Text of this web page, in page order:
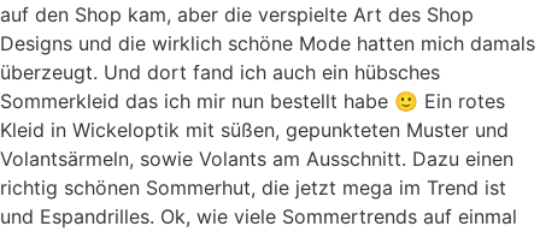
auf den Shop kam, aber die verspielte Art des Shop
Designs und die wirklich schöne Mode hatten mich damals
überzeugt. Und dort fand ich auch ein hübsches
Sommerkleid das ich mir nun bestellt habe 🙂 Ein rotes
Kleid in Wickeloptik mit süßen, gepunkteten Muster und
Volantsärmeln, sowie Volants am Ausschnitt. Dazu einen
richtig schönen Sommerhut, die jetzt mega im Trend ist
und Espandrilles. Ok, wie viele Sommertrends auf einmal